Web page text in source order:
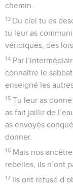
chemin.
13 Du ciel tu es
tu leur as
véridiques, des
14 Par
connaître le
enseigné les
15 Tu leur as
as fait jaillir de
as envoyés
donner.
16 Mais nos
rebelles, ils n’ont
17 Ils ont refusé